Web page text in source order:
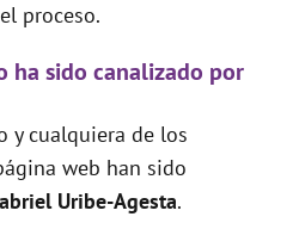
proceso.
ha sido canalizado por
y cualquiera de los
web han sido
Uribe-Agesta.